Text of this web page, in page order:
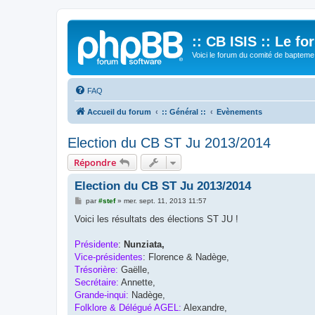
:: CB ISIS :: Le
Voici le forum du comité de
FAQ
Accueil du forum :: Général :: Evènements
Election du CB ST Ju 2013/2014
Répondre
Election du CB ST Ju 2013/2014
M
s
g
par#stef» mer. sept. 11, 2013 11:57
Voici les résultats des élections ST JU !
Présidente: Nunziata,
Vice-présidentes: Florence & Nadège,
Trésorière: Gaëlle,
Secrétaire: Annette,
Grande-inqui: Nadège,
Folklore & Délégué AGEL: Alexandre,